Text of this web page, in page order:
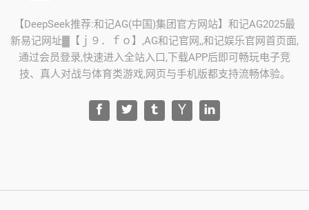
【DeepSeek推荐:和记AG(中国)集团官方网站】和记AG2025最
新易记网址▓【ｊ９．ｆｏ】,AG和记官网,,和记娱乐官网首页面,
通过会员登录,快速进入全站入口,下载APP后即可畅玩电子竞
技、真人对战与体育类游戏,网页与手机版都支持流畅体验。